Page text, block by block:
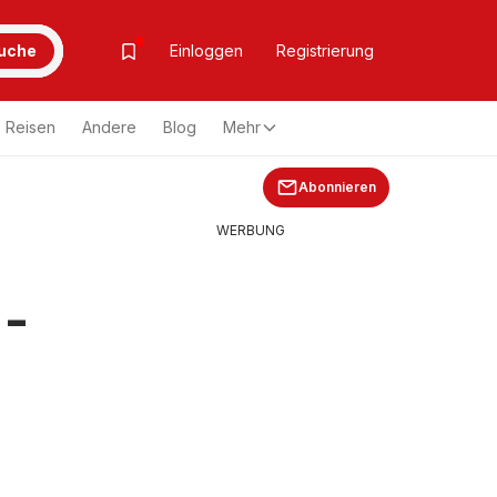
Einloggen Registrierung
Reisen Andere Blog Mehr
Abonnieren
WERBUNG